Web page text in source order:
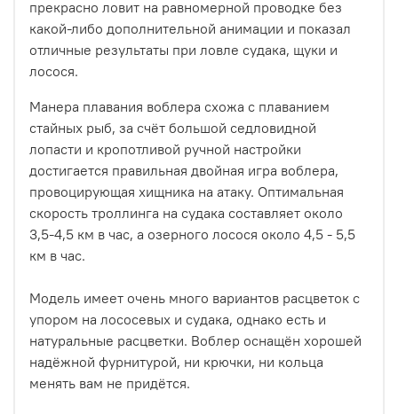
прекрасно ловит на равномерной проводке без
какой-либо дополнительной анимации и показал
отличные результаты при ловле судака, щуки и
лосося.
Манера плавания воблера схожа с плаванием
стайных рыб, за счёт большой седловидной
лопасти и кропотливой ручной настройки
достигается правильная двойная игра воблера,
провоцирующая хищника на атаку. Оптимальная
скорость троллинга на судака составляет около
3,5-4,5 км в час, а озерного лосося около 4,5 - 5,5
км в час.
Модель имеет очень много вариантов расцветок с
упором на лососевых и судака, однако есть и
натуральные расцветки. Воблер оснащён хорошей
надёжной фурнитурой, ни крючки, ни кольца
менять вам не придётся.